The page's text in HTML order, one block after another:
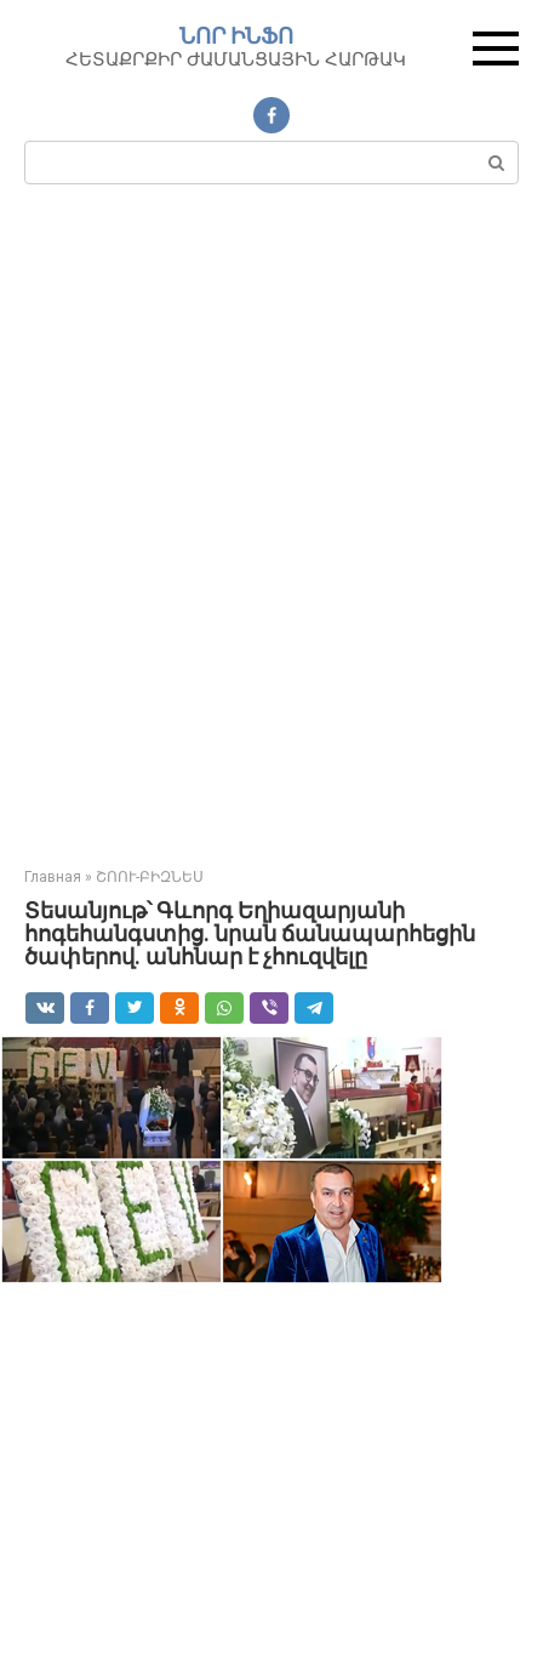
контенту
ՆՈՐ ԻՆՖՈ
ՀԵՏԱՔՐՔԻՐ ԺԱՄԱՆՑԱՅԻՆ ՀԱՐԹԱԿ
Поиск:
Главная » ՇՈՈՒ-ԲԻԶՆԵՍ
Տեսանյութ՝ Գևորգ Եղիազարյանի
հոգեհանգստից. նրան ճանապարհեցին
ծափերով. անհնար է չհուզվելը